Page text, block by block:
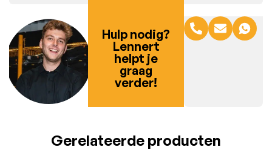
Hulp nodig?
Lennert
helpt je
graag
verder!
Gerelateerde producten